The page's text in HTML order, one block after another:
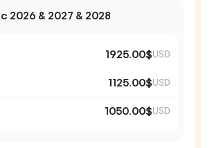
2026 & 2027 & 2028
1925.00$USD
1125.00$USD
1050.00$USD